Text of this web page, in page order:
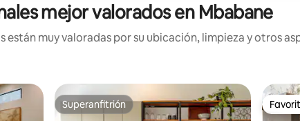
mejor valorados en Mbabane
están muy valoradas por su ubicación, limpieza y otros
Superanfitrión
Superanfitrión